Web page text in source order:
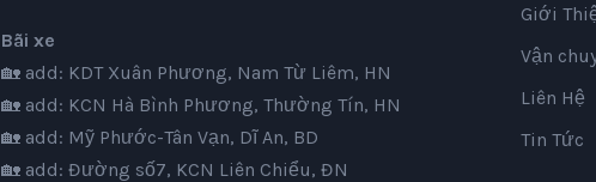
Bãi xe
🏡 add: KDT Xuân Phương, Nam Từ Liêm, HN
🏡 add: KCN Hà Bình Phương, Thường Tín, HN
🏡 add: Mỹ Phước-Tân Vạn, Dĩ An, BD
🏡 add: Đường số7, KCN Liên Chiểu, ĐN
Giới
Vận
Liên Hệ
Tin Tức